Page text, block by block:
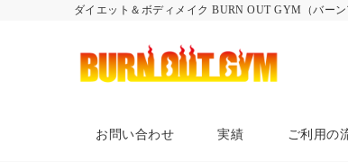
ダイエット＆ボディメイク BURN OUT GYM（バーン
お問い合わせ 実績 ご利用の